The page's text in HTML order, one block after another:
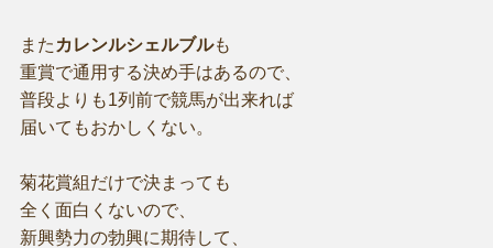
また カレンルシェルブルも
重賞で通用する決め手はあるので、
普段よりも1列前で競馬が出来れば
届いてもおかしくない。
菊花賞組だけで決まっても
全く面白くないので、
新興勢力の勃興に期待して、